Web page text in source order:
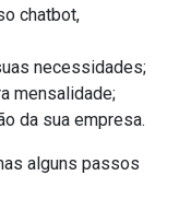
chatbot,
necessidades;
mensalidade;
da sua empresa.
alguns passos